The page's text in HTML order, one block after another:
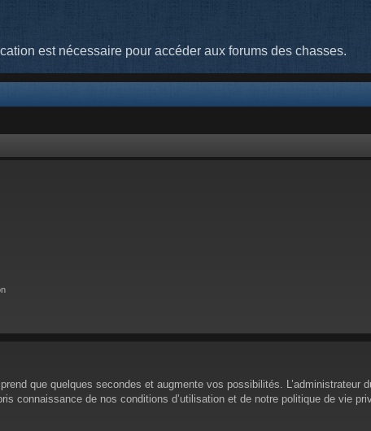
est nécessaire pour accéder aux forums des chasses.
que quelques secondes et augmente vos possibilités.
connaissance de nos conditions d’utilisation et de notre politique de vie